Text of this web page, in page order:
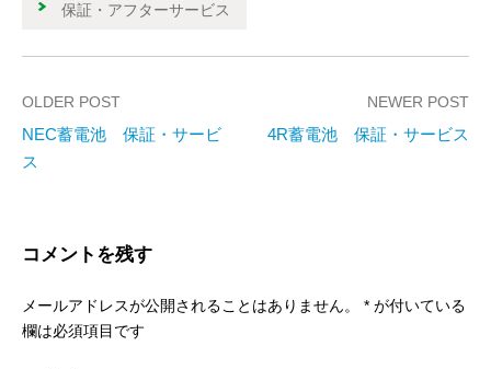
保証・アフターサービス
P
s
n
OLDER POST
NEC蓄電池 保証・サービ
ス
NEWER POST
4R蓄電池 保証・サービス
コメントを残す
メールアドレスが公開されることはありません。 * が付いている
欄は必須項目です